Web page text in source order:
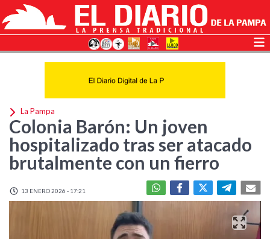
La Pampa
Colonia Barón: Un joven
hospitalizado tras ser atacado
brutalmente con un fierro
13 ENERO 2026 - 17:21